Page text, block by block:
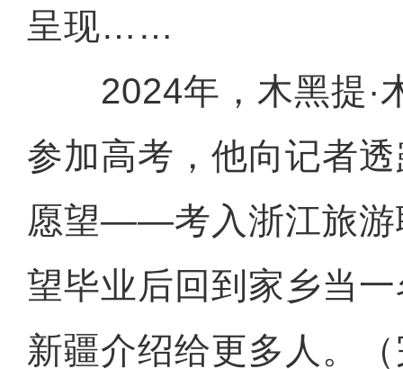
呈现……
2024年，木黑提·
参加高考，他向记者
愿望——考入浙江旅游
望毕业后回到家乡当
新疆介绍给更多人。